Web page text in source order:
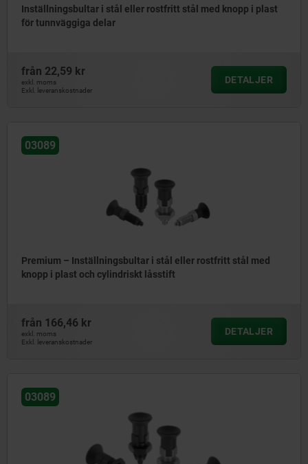
Inställningsbultar i stål eller rostfritt stål med knopp i plast
för tunnväggiga delar
från 22,59 kr
exkl. moms
Exkl. leveranskostnader
DETALJER
03089
Premium – Inställningsbultar i stål eller rostfritt stål med
knopp i plast och cylindriskt låsstift
från 166,46 kr
exkl. moms
Exkl. leveranskostnader
DETALJER
03089